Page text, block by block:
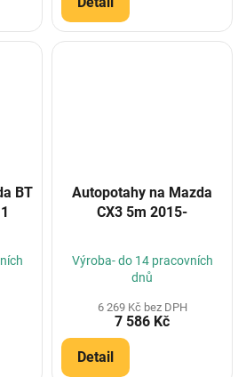
Autopotahy na Mazda
CX3 5m 2015-
Výroba- do 14 pracovních
dnů
6 269 Kč bez DPH
7 586 Kč
Detail